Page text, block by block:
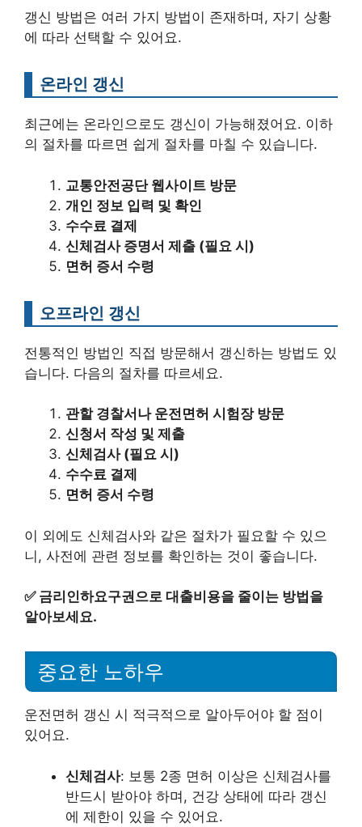
갱신 방법은 여러 가지 방법이 존재하며, 자기 상황
에 따라 선택할 수 있어요.
온라인 갱신
최근에는 온라인으로도 갱신이 가능해졌어요. 이하
의 절차를 따르면 쉽게 절차를 마칠 수 있습니다.
교통안전공단 웹사이트 방문
개인 정보 입력 및 확인
수수료 결제
신체검사 증명서 제출 (필요 시)
면허 증서 수령
오프라인 갱신
전통적인 방법인 직접 방문해서 갱신하는 방법도 있
습니다. 다음의 절차를 따르세요.
관할 경찰서나 운전면허 시험장 방문
신청서 작성 및 제출
신체검사 (필요 시)
수수료 결제
면허 증서 수령
이 외에도 신체검사와 같은 절차가 필요할 수 있으
니, 사전에 관련 정보를 확인하는 것이 좋습니다.
✅ 금리인하요구권으로 대출비용을 줄이는 방법을
알아보세요.
중요한 노하우
운전면허 갱신 시 적극적으로 알아두어야 할 점이
있어요.
신체검사: 보통 2종 면허 이상은 신체검사를
반드시 받아야 하며, 건강 상태에 따라 갱신
에 제한이 있을 수 있어요.